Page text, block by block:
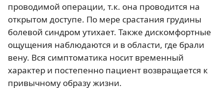
проводимой операции, т.к. она проводится на
открытом доступе. По мере срастания грудины
болевой синдром утихает. Также дискомфортные
ощущения наблюдаются и в области, где брали
вену. Вся симптоматика носит временный
характер и постепенно пациент возвращается к
привычному образу жизни.